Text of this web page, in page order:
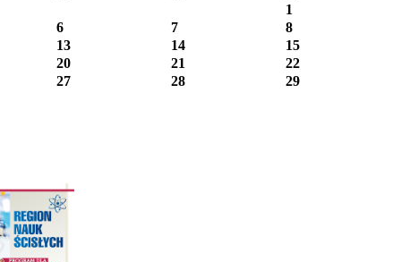
1
6
7
8
13
14
15
20
21
22
27
28 29